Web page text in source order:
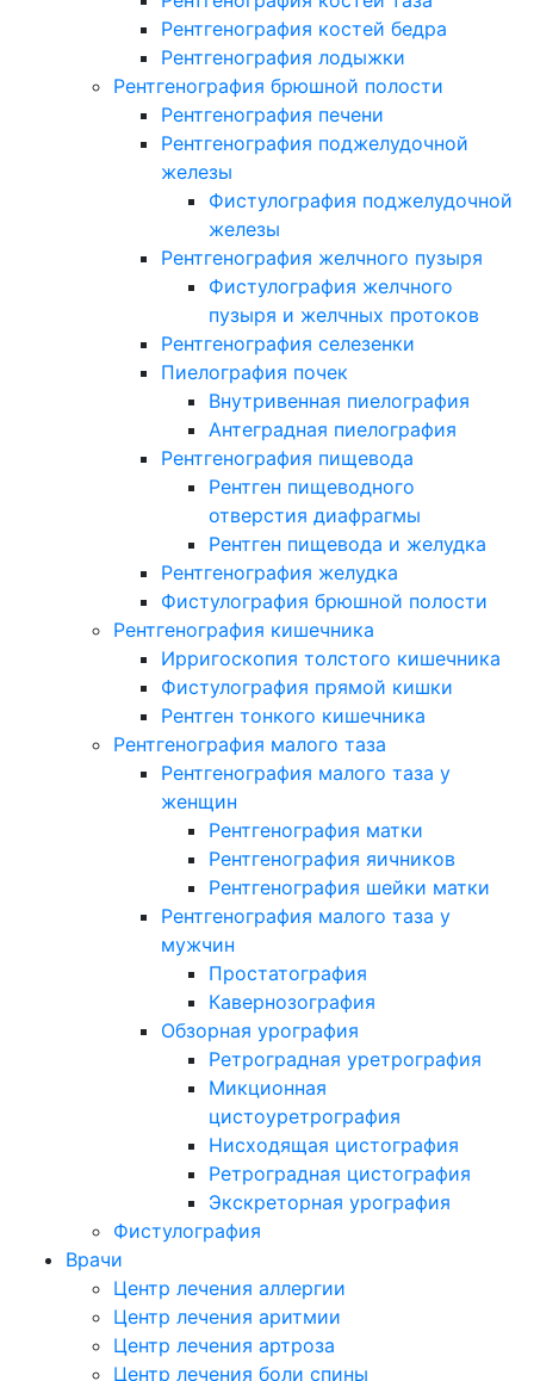
Рентгенография костей бедра
Рентгенография лодыжки
Рентгенография брюшной полости
Рентгенография печени
Рентгенография поджелудочной
железы
Фистулография поджелудочной
железы
Рентгенография желчного пузыря
Фистулография желчного
пузыря и желчных протоков
Рентгенография селезенки
Пиелография почек
Внутривенная пиелография
Антеградная пиелография
Рентгенография пищевода
Рентген пищеводного
отверстия диафрагмы
Рентген пищевода и желудка
Рентгенография желудка
Фистулография брюшной полости
Рентгенография кишечника
Ирригоскопия толстого кишечника
Фистулография прямой кишки
Рентген тонкого кишечника
Рентгенография малого таза
Рентгенография малого таза у
женщин
Рентгенография матки
Рентгенография яичников
Рентгенография шейки матки
Рентгенография малого таза у
мужчин
Простатография
Кавернозография
Обзорная урография
Ретроградная уретрография
Микционная
цистоуретрография
Нисходящая цистография
Ретроградная цистография
Экскреторная урография
Фистулография
Врачи
Центр лечения аллергии
Центр лечения аритмии
Центр лечения артроза
Центр лечения боли спины